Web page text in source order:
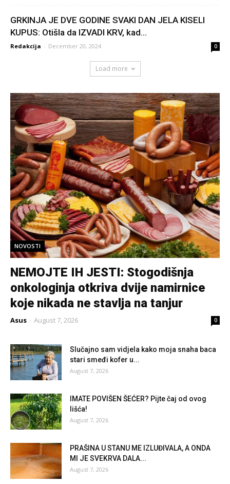
GRKINJA JE DVE GODINE SVAKI DAN JELA KISELI
KUPUS: Otišla da IZVADI KRV, kad...
Redakcija - December 20, 2024 0
Load more
NOVOSTI
NEMOJTE IH JESTI: Stogodišnja
onkologinja otkriva dvije namirnice
koje nikada ne stavlja na tanjur
Asus - August 7, 2026 0
Slučajno sam vidjela kako moja snaha baca
stari smeđi kofer u...
August 7, 2026
IMATE POVIŠEN ŠEĆER? Pijte čaj od ovog
lišća!
August 7, 2026
PRAŠINA U STANU ME IZLUĐIVALA, A ONDA
MI JE SVEKRVA DALA...
August 7, 2026